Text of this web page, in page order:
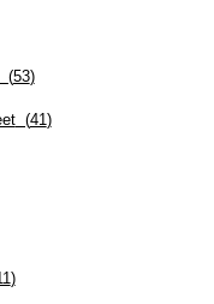
53)
(41 )
)